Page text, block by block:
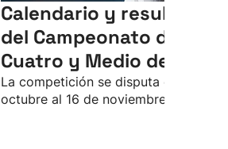
Calendario y resultados
del Campeonato del
Cuatro y Medio de 2025
La competición se disputa del 3 de
octubre al 16 de noviembre.